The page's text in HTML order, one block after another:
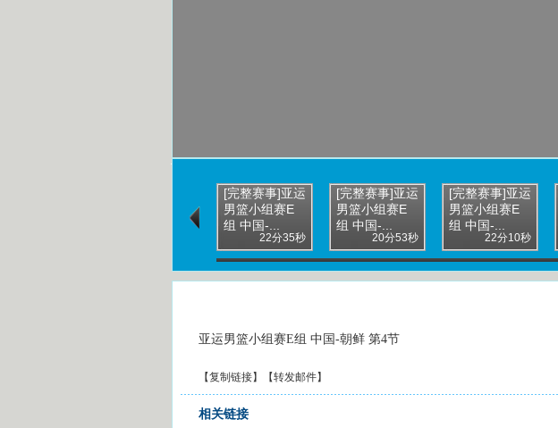
[完整赛事]亚运
男篮小组赛E
组 中国-...
22分35秒
[完整赛事]亚运
男篮小组赛E
组 中国-...
20分53秒
[完整赛事]亚运
男篮小组赛E
组 中国-...
22分10秒
亚运男篮小组赛E组 中国-朝鲜 第4节
【复制链接】【转发邮件】
相关链接